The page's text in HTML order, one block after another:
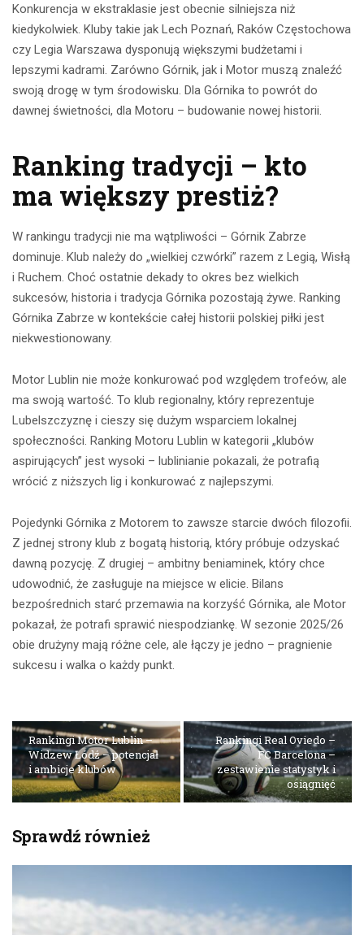
Konkurencja w ekstraklasie jest obecnie silniejsza niż
kiedykolwiek. Kluby takie jak Lech Poznań, Raków Częstochowa
czy Legia Warszawa dysponują większymi budżetami i
lepszymi kadrami. Zarówno Górnik, jak i Motor muszą znaleźć
swoją drogę w tym środowisku. Dla Górnika to powrót do
dawnej świetności, dla Motoru – budowanie nowej historii.
Ranking tradycji – kto
ma większy prestiż?
W rankingu tradycji nie ma wątpliwości – Górnik Zabrze
dominuje. Klub należy do „wielkiej czwórki” razem z Legią, Wisłą
i Ruchem. Choć ostatnie dekady to okres bez wielkich
sukcesów, historia i tradycja Górnika pozostają żywe. Ranking
Górnika Zabrze w kontekście całej historii polskiej piłki jest
niekwestionowany.
Motor Lublin nie może konkurować pod względem trofeów, ale
ma swoją wartość. To klub regionalny, który reprezentuje
Lubelszczyznę i cieszy się dużym wsparciem lokalnej
społeczności. Ranking Motoru Lublin w kategorii „klubów
aspirujących” jest wysoki – lublinianie pokazali, że potrafią
wrócić z niższych lig i konkurować z najlepszymi.
Pojedynki Górnika z Motorem to zawsze starcie dwóch filozofii.
Z jednej strony klub z bogatą historią, który próbuje odzyskać
dawną pozycję. Z drugiej – ambitny beniaminek, który chce
udowodnić, że zasługuje na miejsce w elicie. Bilans
bezpośrednich starć przemawia na korzyść Górnika, ale Motor
pokazał, że potrafi sprawić niespodziankę. W sezonie 2025/26
obie drużyny mają różne cele, ale łączy je jedno – pragnienie
sukcesu i walka o każdy punkt.
Rankingi Motor Lublin –
Widzew Łódź – potencjał
i ambicje klubów
Rankingi Real Oviedo –
FC Barcelona –
zestawienie statystyk i
osiągnięć
Sprawdź również